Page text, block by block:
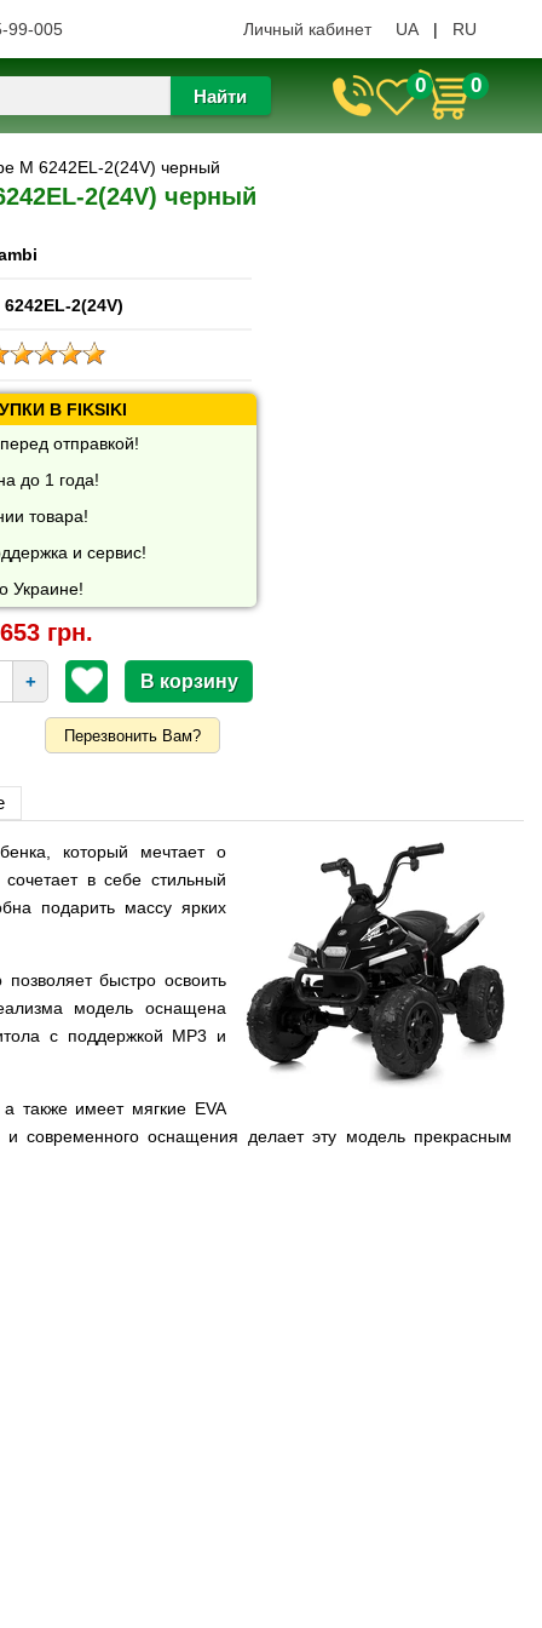
99-005 Личный кабинет UA | RU
Найти 0 0
M 6242EL-2(24V) черный
2(24V) черный
6242EL-2(24V)
В FIKSIKI
отправкой!
до 1 года!
товара!
и сервис!
Украине!
грн.
+
Перезвонить Вам?
который мечтает о
в себе стильный
подарить массу ярких
быстро освоить
модель оснащена
с поддержкой MP3 и
также имеет мягкие EVA
современного оснащения делает эту модель прекрасным